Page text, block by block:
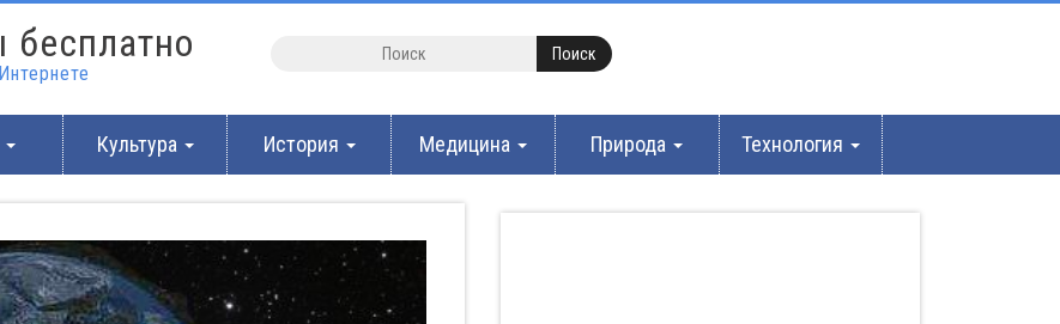
Культура История Медицина Природа Технология